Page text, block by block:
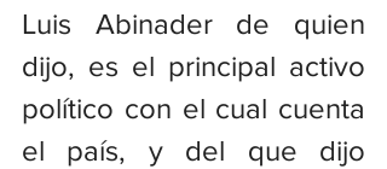
Luis Abinader de quien
dijo, es el principal activo
político con el cual cuenta
el país, y del que dijo